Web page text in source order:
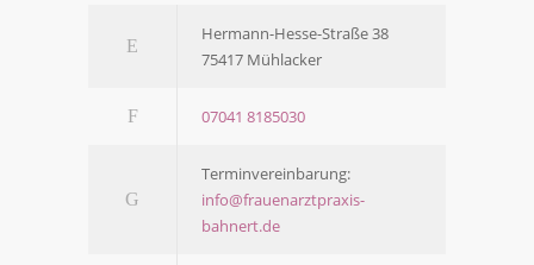
Her­mann-Hes­se-Stra­ße 38
75417 Mühl­acker
07041 8185030
Ter­min­ver­ein­ba­rung:
info@frauenarztpraxis-
bahnert.de